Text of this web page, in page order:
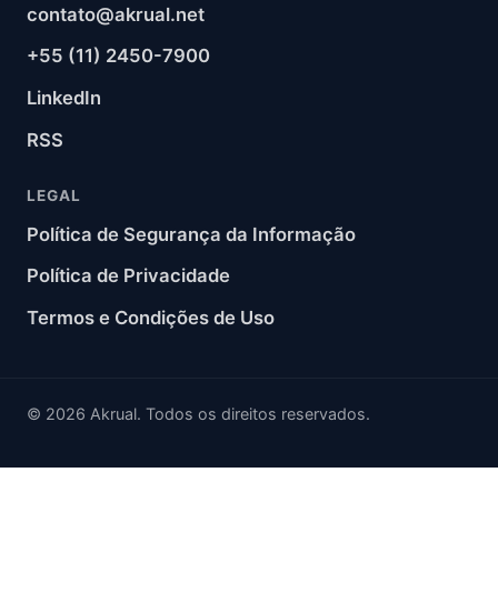
contato@akrual.net
+55 (11) 2450-7900
LinkedIn
RSS
LEGAL
Política de Segurança da Informação
Política de Privacidade
Termos e Condições de Uso
© 2026 Akrual. Todos os direitos reservados.